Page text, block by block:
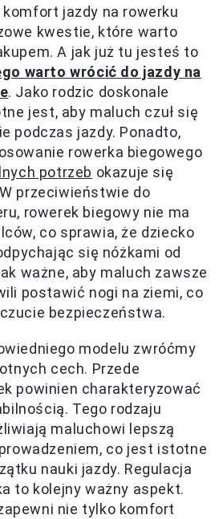
komfort jazdy na rowerku
kwestie, które warto
A jak już tu jesteś to
warto wrócić do jazdy na
. Jako rodzic doskonale
jest, aby maluch czuł się
podczas jazdy. Ponadto,
rowerka biegowego
potrzeb okazuje się
przeciwieństwie do
rowerek biegowy nie ma
co sprawia, że dziecko
się nóżkami od
ważne, aby maluch zawsze
postawić nogi na ziemi, co
bezpieczeństwa.
modelu zwróćmy
cech. Przede
powinien charakteryzować
Tego rodzaju
maluchowi lepszą
co jest istotne
nauki jazdy. Regulacja
to kolejny ważny aspekt.
nie tylko komfort